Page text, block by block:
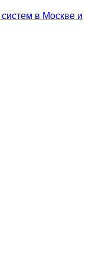
в Москве и